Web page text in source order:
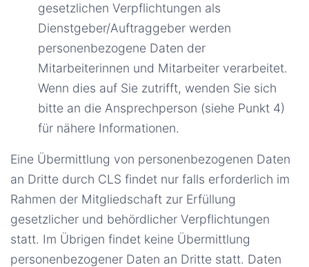
gesetzlichen Verpflichtungen als
Dienstgeber/Auftraggeber werden
personenbezogene Daten der
Mitarbeiterinnen und Mitarbeiter verarbeitet.
Wenn dies auf Sie zutrifft, wenden Sie sich
bitte an die Ansprechperson (siehe Punkt 4)
für nähere Informationen.
Eine Übermittlung von personenbezogenen Daten
an Dritte durch CLS findet nur falls erforderlich im
Rahmen der Mitgliedschaft zur Erfüllung
gesetzlicher und behördlicher Verpflichtungen
statt. Im Übrigen findet keine Übermittlung
personenbezogener Daten an Dritte statt. Daten